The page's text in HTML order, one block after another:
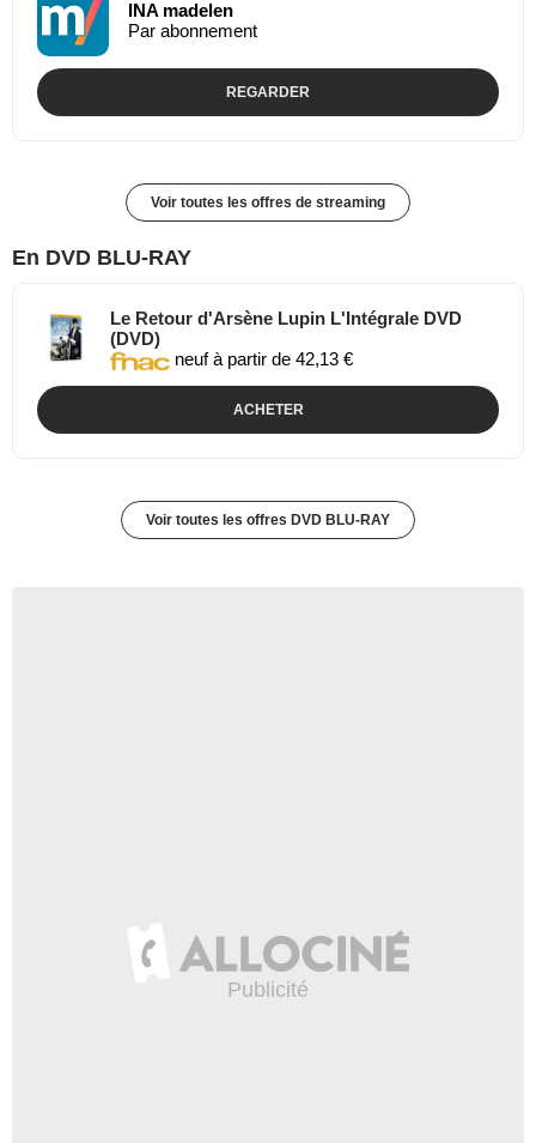
INA madelen
Par abonnement
REGARDER
Voir toutes les offres de streaming
En DVD BLU-RAY
Le Retour d'Arsène Lupin L'Intégrale DVD
(DVD)
neuf à partir de 42,13 €
ACHETER
Voir toutes les offres DVD BLU-RAY